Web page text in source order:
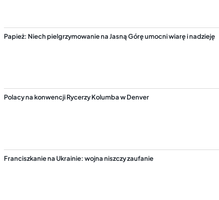
Papież: Niech pielgrzymowanie na Jasną Górę umocni wiarę i nadzieję
Polacy na konwencji Rycerzy Kolumba w Denver
Franciszkanie na Ukrainie: wojna niszczy zaufanie